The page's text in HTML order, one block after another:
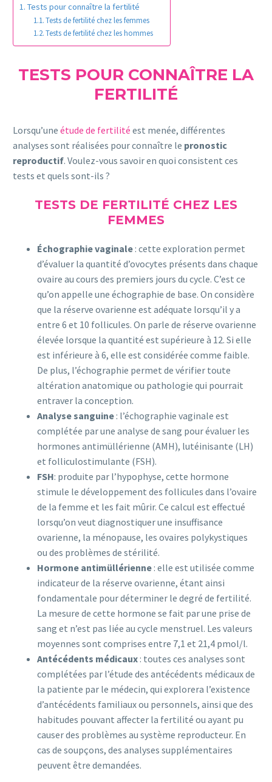
Tests pour connaître la fertilité
Tests de fertilité chez les femmes
Tests de fertilité chez les hommes
TESTS POUR CONNAÎTRE LA
FERTILITÉ
Lorsqu’une étude de fertilité est menée, différentes
analyses sont réalisées pour connaître le pronostic
reproductif. Voulez-vous savoir en quoi consistent ces
tests et quels sont-ils ?
TESTS DE FERTILITÉ CHEZ LES
FEMMES
Échographie vaginale : cette exploration permet
d’évaluer la quantité d’ovocytes présents dans chaque
ovaire au cours des premiers jours du cycle. C’est ce
qu’on appelle une échographie de base. On considère
que la réserve ovarienne est adéquate lorsqu’il y a
entre 6 et 10 follicules. On parle de réserve ovarienne
élevée lorsque la quantité est supérieure à 12. Si elle
est inférieure à 6, elle est considérée comme faible.
De plus, l’échographie permet de vérifier toute
altération anatomique ou pathologie qui pourrait
entraver la conception.
Analyse sanguine : l’échographie vaginale est
complétée par une analyse de sang pour évaluer les
hormones antimüllérienne (AMH), lutéinisante (LH)
et folliculostimulante (FSH).
FSH: produite par l’hypophyse, cette hormone
stimule le développement des follicules dans l’ovaire
de la femme et les fait mûrir. Ce calcul est effectué
lorsqu’on veut diagnostiquer une insuffisance
ovarienne, la ménopause, les ovaires polykystiques
ou des problèmes de stérilité.
Hormone antimüllérienne : elle est utilisée comme
indicateur de la réserve ovarienne, étant ainsi
fondamentale pour déterminer le degré de fertilité.
La mesure de cette hormone se fait par une prise de
sang et n’est pas liée au cycle menstruel. Les valeurs
moyennes sont comprises entre 7,1 et 21,4 pmol/l.
Antécédents médicaux : toutes ces analyses sont
complétées par l’étude des antécédents médicaux de
la patiente par le médecin, qui explorera l’existence
d’antécédents familiaux ou personnels, ainsi que des
habitudes pouvant affecter la fertilité ou ayant pu
causer des problèmes au système reproducteur. En
cas de soupçons, des analyses supplémentaires
peuvent être demandées.